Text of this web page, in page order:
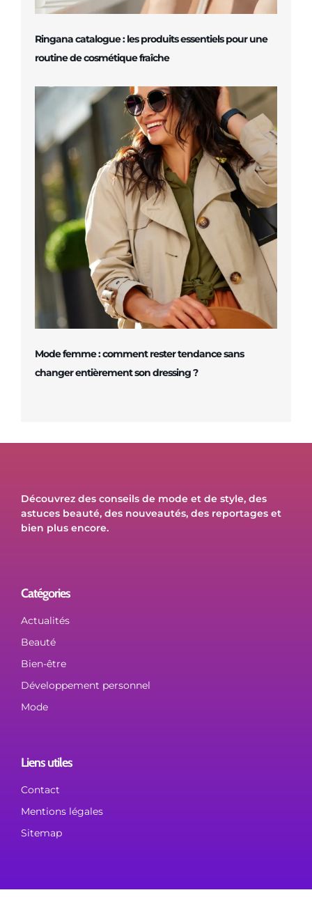
Ringana catalogue : les produits essentiels pour une
routine de cosmétique fraîche
Mode femme : comment rester tendance sans
changer entièrement son dressing ?
Découvrez des conseils de mode et de style, des
astuces beauté, des nouveautés, des reportages et
bien plus encore.
Catégories
Actualités
Beauté
Bien-être
Développement personnel
Mode
Liens utiles
Contact
Mentions légales
Sitemap